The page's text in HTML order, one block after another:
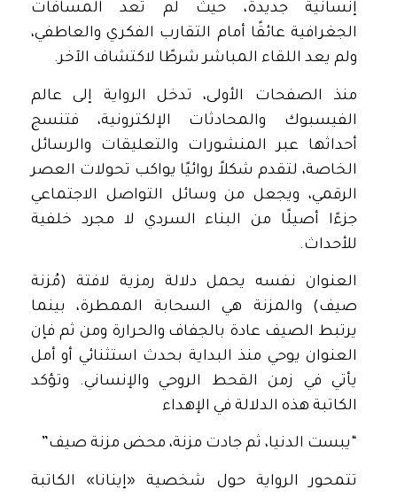
إنسانية جديدة، حيث لم تعد المسافات
الجغرافية عائقًا أمام التقارب الفكري والعاطفي،
ولم يعد اللقاء المباشر شرطًا لاكتشاف الآخر.
منذ الصفحات الأولى، تدخل الرواية إلى عالم
الفيسبوك والمحادثات الإلكترونية، فتنسج
أحداثها عبر المنشورات والتعليقات والرسائل
الخاصة، لتقدم شكلاً روائيًا يواكب تحولات العصر
الرقمي، ويجعل من وسائل التواصل الاجتماعي
جزءًا أصيلًا من البناء السردي لا مجرد خلفية
للأحداث.
العنوان نفسه يحمل دلالة رمزية لافتة (مُزنة
صيف) والمزنة هي السحابة الممطرة، بينما
يرتبط الصيف عادة بالجفاف والحرارة ومن ثم فإن
العنوان يوحي منذ البداية بحدث استثنائي أو أمل
يأتي في زمن القحط الروحي والإنساني. وتؤكد
الكاتبة هذه الدلالة في الإهداء
“يبست الدنيا، ثم جادت مزنة، محض مزنة صيف”
تتمحور الرواية حول شخصية «إينانا» الكاتبة